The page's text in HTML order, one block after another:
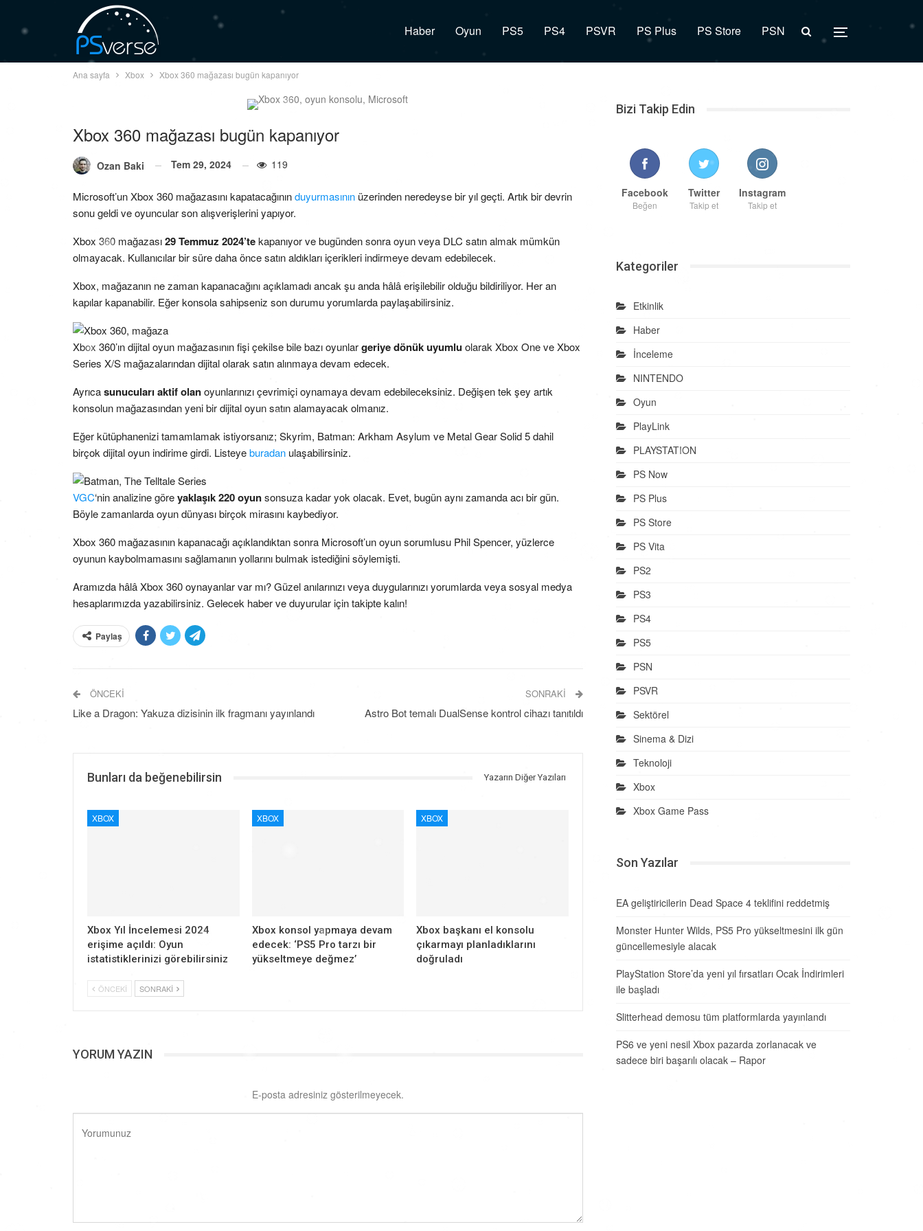
Haber Oyun PS5 PS4 PSVR PS Plus PS Store PSN
Ana sayfa Xbox Xbox 360 mağazası bugün kapanıyor
Xbox 360 mağazası bugün kapanıyor
Ozan Baki Tem 29, 2024 119
Microsoft’un Xbox 360 mağazasını kapatacağınınduyurmasının üzerinden neredeyse bir yıl geçti. Artık bir devrin
sonu geldi ve oyuncular son alışverişlerini yapıyor.
Xbox 360 mağazası29 Temmuz 2024’tekapanıyor ve bugünden sonra oyun veya DLC satın almak mümkün
olmayacak. Kullanıcılar bir süre daha önce satın aldıkları içerikleri indirmeye devam edebilecek.
Xbox, mağazanın ne zaman kapanacağını açıklamadı ancak şu anda hâlâ erişilebilir olduğu bildiriliyor. Her an
kapılar kapanabilir. Eğer konsola sahipseniz son durumu yorumlarda paylaşabilirsiniz.
Xbox 360’ın dijital oyun mağazasının fişi çekilse bile bazı oyunlargeriye dönük uyumluolarak Xbox One ve Xbox
Series X/S mağazalarından dijital olarak satın alınmaya devam edecek.
Ayrıcasunucuları aktif olanoyunlarınızı çevrimiçi oynamaya devam edebileceksiniz. Değişen tek şey artık
konsolun mağazasından yeni bir dijital oyun satın alamayacak olmanız.
Eğer kütüphanenizi tamamlamak istiyorsanız; Skyrim, Batman: Arkham Asylum ve Metal Gear Solid 5 dahil
birçok dijital oyun indirime girdi. Listeyeburadan ulaşabilirsiniz.
VGC‘nin analizine göreyaklaşık 220 oyunsonsuza kadar yok olacak. Evet, bugün aynı zamanda acı bir gün.
Böyle zamanlarda oyun dünyası birçok mirasını kaybediyor.
Xbox 360 mağazasının kapanacağı açıklandıktan sonra Microsoft’un oyun sorumlusu Phil Spencer, yüzlerce
oyunun kaybolmamasını sağlamanın yollarını bulmak istediğini söylemişti.
Aramızda hâlâ Xbox 360 oynayanlar var mı? Güzel anılarınızı veya duygularınızı yorumlarda veya sosyal medya
hesaplarımızda yazabilirsiniz. Gelecek haber ve duyurular için takipte kalın!
Paylaş
ÖNCEKI
Like a Dragon: Yakuza dizisinin ilk fragmanı yayınlandı
SONRAKI
Astro Bot temalı DualSense kontrol cihazı tanıtıldı
Bunları da beğenebilirsin Yazarın Diğer Yazıları
XBOX
Xbox Yıl İncelemesi 2024
erişime açıldı: Oyun
istatistiklerinizi görebilirsiniz
XBOX
Xbox konsol yapmaya devam
edecek: ‘PS5 Pro tarzı bir
yükseltmeye değmez’
XBOX
Xbox başkanı el konsolu
çıkarmayı planladıklarını
doğruladı
ÖNCEKI SONRAKI
YORUM YAZIN
E-posta adresiniz gösterilmeyecek.
Bizi Takip Edin
Facebook
Beğen
Twitter
Takip et
Instagram
Takip et
Kategoriler
Etkinlik
Haber
İnceleme
NINTENDO
Oyun
PlayLink
PLAYSTATION
PS Now
PS Plus
PS Store
PS Vita
PS2
PS3
PS4
PS5
PSN
PSVR
Sektörel
Sinema & Dizi
Teknoloji
Xbox
Xbox Game Pass
Son Yazılar
EA geliştiricilerin Dead Space 4 teklifini reddetmiş
Monster Hunter Wilds, PS5 Pro yükseltmesini ilk gün
güncellemesiyle alacak
PlayStation Store’da yeni yıl fırsatları Ocak İndirimleri
ile başladı
Slitterhead demosu tüm platformlarda yayınlandı
PS6 ve yeni nesil Xbox pazarda zorlanacak ve
sadece biri başarılı olacak – Rapor